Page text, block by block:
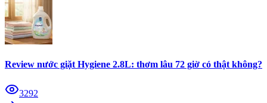
Review nước giặt Hygiene 2.8L: thơm lâu 72 giờ có thật không?
3292